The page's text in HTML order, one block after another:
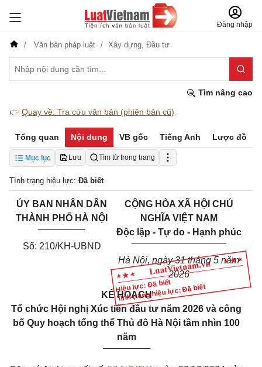
Đăng nhập
Văn bản pháp luật Xây dựng, Đầu tư
Tìm nâng cao
👉 Quay về: Tra cứu văn bản (phiên bản cũ)
Tổng quan Nội dung VB gốc Tiếng Anh Lược đồ
Mục lục Lưu Tìm từ trong trang
Tình trạng hiệu lực: Đã biết
Hiệu lực: Đã biết
Tình trạng hiệu lực: Đã biết
ỦY BAN NHÂN DÂN
THÀNH PHỐ HÀ NỘI
Số: 210/KH-UBND
CỘNG HÒA XÃ HỘI CHỦ
NGHĨA VIỆT NAM
Độc lập - Tự do - Hạnh phúc
__________________
Hà Nội, ngày 31 tháng 5 năm
2026
KẾ HOẠCH
Tổ chức Hội nghị Xúc tiến đầu tư năm 2026 và công
bố Quy hoạch tổng thể Thủ đô Hà Nội tầm nhìn 100
năm